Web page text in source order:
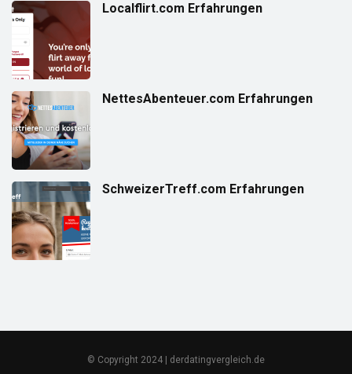
Localflirt.com Erfahrungen
NettesAbenteuer.com Erfahrungen
SchweizerTreff.com Erfahrungen
© Copyright 2024 | derdatingvergleich.de